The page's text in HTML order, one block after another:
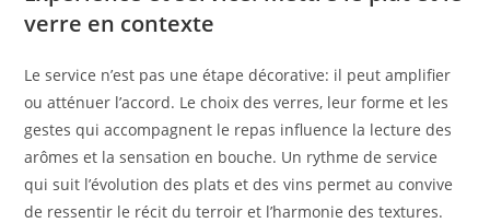
verre en contexte
Le service n’est pas une étape décorative: il peut amplifier
ou atténuer l’accord. Le choix des verres, leur forme et les
gestes qui accompagnent le repas influence la lecture des
arômes et la sensation en bouche. Un rythme de service
qui suit l’évolution des plats et des vins permet au convive
de ressentir le récit du terroir et l’harmonie des textures.